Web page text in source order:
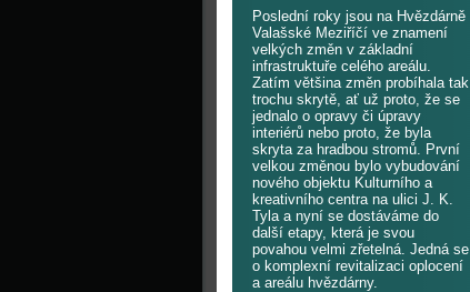
Poslední roky jsou na Hvězdárně
Valašské Meziříčí ve znamení
velkých změn v základní
infrastruktuře celého areálu.
Zatím většina změn probíhala tak
trochu skrytě, ať už proto, že se
jednalo o opravy či úpravy
interiérů nebo proto, že byla
skryta za hradbou stromů. První
velkou změnou bylo vybudování
nového objektu Kulturního a
kreativního centra na ulici J. K.
Tyla a nyní se dostáváme do
další etapy, která je svou
povahou velmi zřetelná. Jedná se
o komplexní revitalizaci oplocení
a areálu hvězdárny.